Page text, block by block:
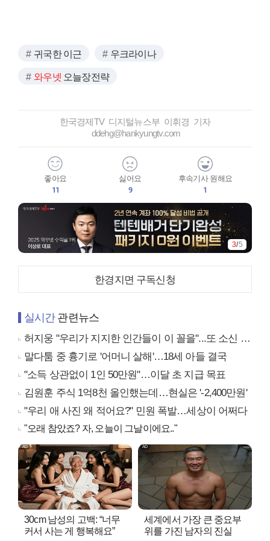
귀국한 이근 우크라이나
와우넷 오늘장전략
한국경제TV 디지털뉴스부 이휘경 기자
ddehg@hankyungtv.com
좋아요
11
싫어요
9
후속기사 원해요
1
3/5
한경지면 구독신청
실시간관련뉴스
허지웅 "우리가 지지한 인간들이 이 꼴을"...또 소신 발언
말다툼 중 흉기로 '어머니 살해'…18세 아들 결국
"소득 상관없이 1인 50만원"…이달 초 지급 목표
김원훈 주식 1억8천 올인했는데…현실은 '-2,400만원'
"우리 애 사진 왜 적어요?" 민원 폭발…세상이 어쩌다
"오래 참았죠? 자, 오늘이 그날이에요.."
30cm 남성의 고백: “너무
커서 사는 게 행복해요”
세계에서 가장 큰 중요부
위를 가진 남자의 진실